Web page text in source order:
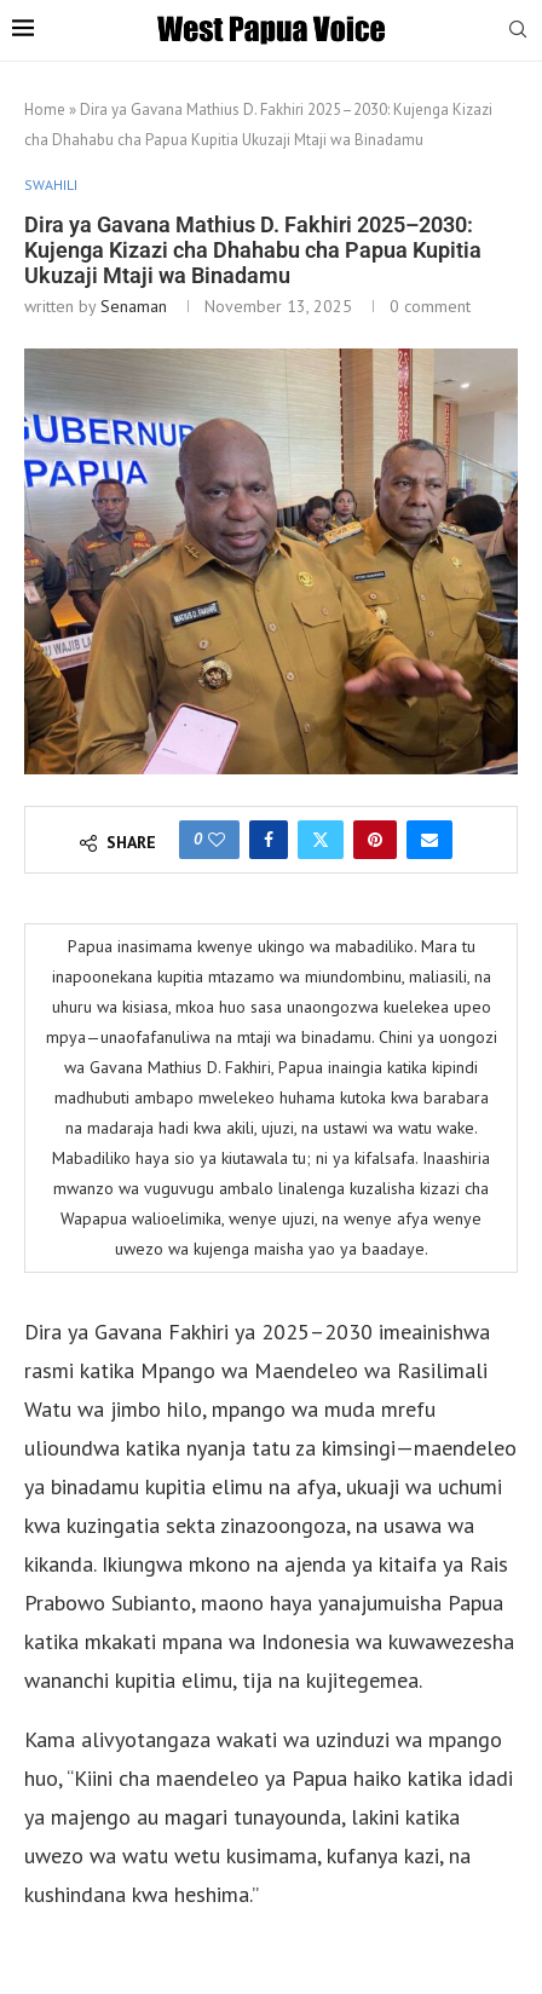
Home » Dira ya Gavana Mathius D. Fakhiri 2025–2030: Kujenga Kizazi
cha Dhahabu cha Papua Kupitia Ukuzaji Mtaji wa Binadamu
SWAHILI
Dira ya Gavana Mathius D. Fakhiri 2025–2030:
Kujenga Kizazi cha Dhahabu cha Papua Kupitia
Ukuzaji Mtaji wa Binadamu
written bySenaman November 13, 2025 0 comment
SHARE 0
Papua inasimama kwenye ukingo wa mabadiliko. Mara tu
inapoonekana kupitia mtazamo wa miundombinu, maliasili, na
uhuru wa kisiasa, mkoa huo sasa unaongozwa kuelekea upeo
mpya—unaofafanuliwa na mtaji wa binadamu. Chini ya uongozi
wa Gavana Mathius D. Fakhiri, Papua inaingia katika kipindi
madhubuti ambapo mwelekeo huhama kutoka kwa barabara
na madaraja hadi kwa akili, ujuzi, na ustawi wa watu wake.
Mabadiliko haya sio ya kiutawala tu; ni ya kifalsafa. Inaashiria
mwanzo wa vuguvugu ambalo linalenga kuzalisha kizazi cha
Wapapua walioelimika, wenye ujuzi, na wenye afya wenye
uwezo wa kujenga maisha yao ya baadaye.
Dira ya Gavana Fakhiri ya 2025–2030 imeainishwa
rasmi katika Mpango wa Maendeleo wa Rasilimali
Watu wa jimbo hilo, mpango wa muda mrefu
ulioundwa katika nyanja tatu za kimsingi—maendeleo
ya binadamu kupitia elimu na afya, ukuaji wa uchumi
kwa kuzingatia sekta zinazoongoza, na usawa wa
kikanda. Ikiungwa mkono na ajenda ya kitaifa ya Rais
Prabowo Subianto, maono haya yanajumuisha Papua
katika mkakati mpana wa Indonesia wa kuwawezesha
wananchi kupitia elimu, tija na kujitegemea.
Kama alivyotangaza wakati wa uzinduzi wa mpango
huo, “Kiini cha maendeleo ya Papua haiko katika idadi
ya majengo au magari tunayounda, lakini katika
uwezo wa watu wetu kusimama, kufanya kazi, na
kushindana kwa heshima.”